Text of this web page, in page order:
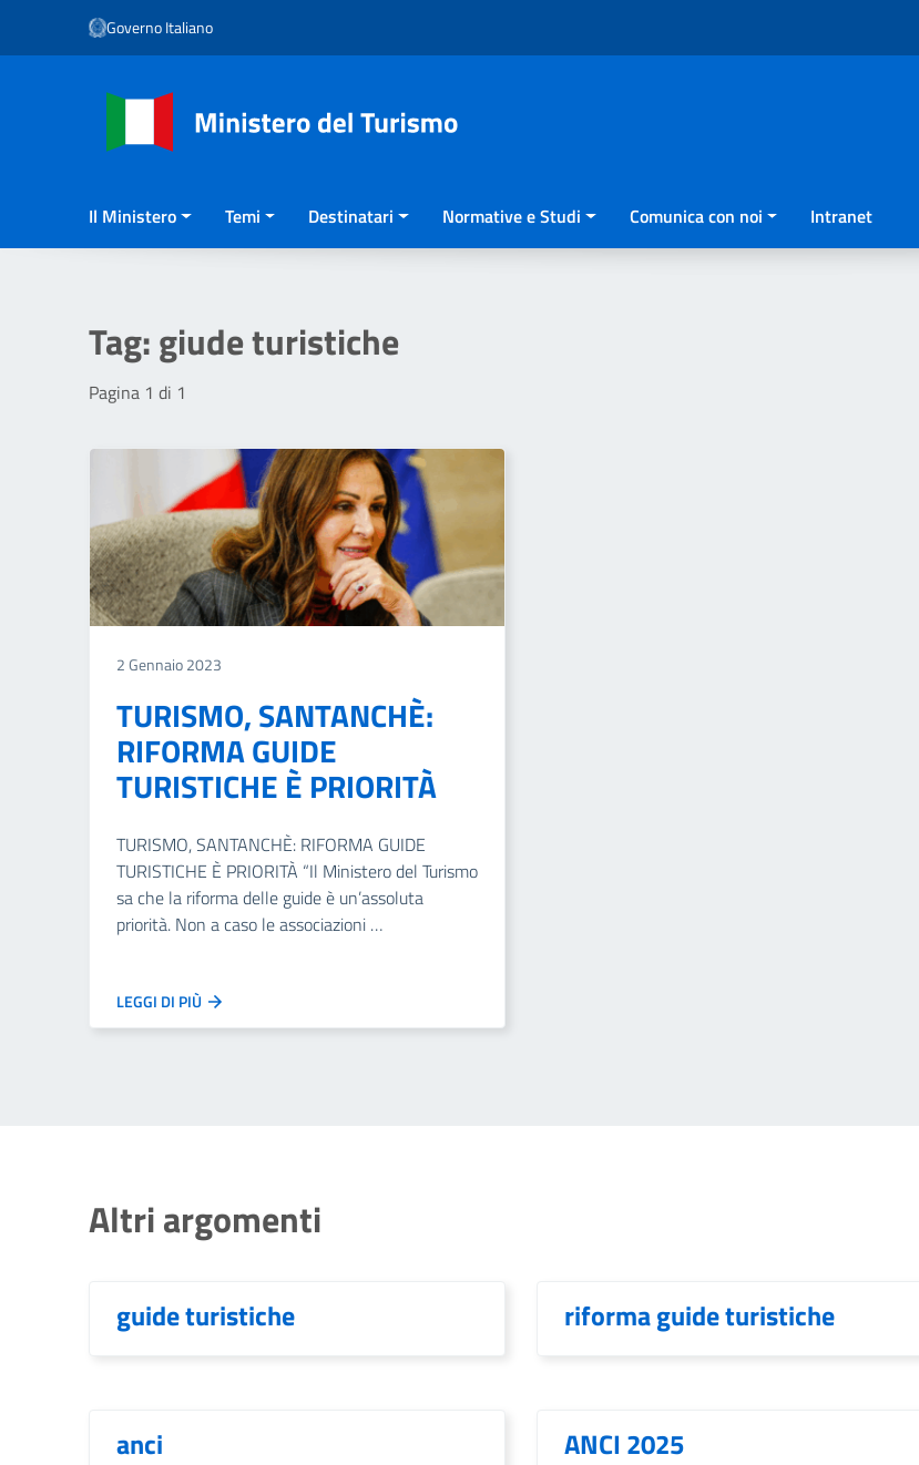
Vai ai contenuti
Vai al menu di navigazione
Governo Italiano
Il Ministero Temi Destinatari Normative e Studi Comunica con noi Intranet
Tag:giude turistiche
Pagina 1 di 1
2 Gennaio 2023
TURISMO, SANTANCHÈ:
RIFORMA GUIDE
TURISTICHE È PRIORITÀ
TURISMO, SANTANCHÈ: RIFORMA GUIDE
TURISTICHE È PRIORITÀ “Il Ministero del Turismo
sa che la riforma delle guide è un’assoluta
priorità. Non a caso le associazioni …
LEGGI DI PIÙ
Altri argomenti
guide turistiche riforma guide turistiche
anci ANCI 2025